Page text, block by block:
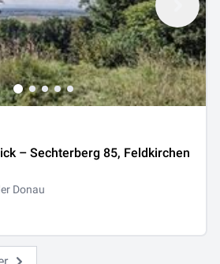
– Sechterberg 85, Feldkirchen
Donau